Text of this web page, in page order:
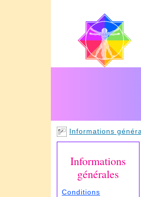
Informations
Informations
générales
Conditions